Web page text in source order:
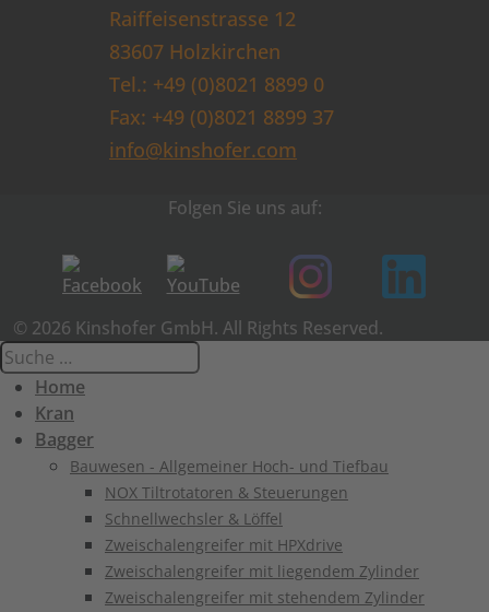
Raiffeisenstrasse 12
83607 Holzkirchen
Tel.: +49 (0)8021 8899 0
Fax: +49 (0)8021 8899 37
info@kinshofer.com
Folgen Sie uns auf:
© 2026 Kinshofer GmbH. All Rights Reserved.
Home
Kran
Bagger
Bauwesen - Allgemeiner Hoch- und Tiefbau
NOX Tiltrotatoren & Steuerungen
Schnellwechsler & Löffel
Zweischalengreifer mit HPXdrive
Zweischalengreifer mit liegendem Zylinder
Zweischalengreifer mit stehendem Zylinder